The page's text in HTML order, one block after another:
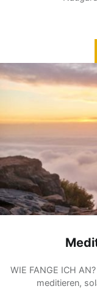
WIE FANGE ICH
meditieren,